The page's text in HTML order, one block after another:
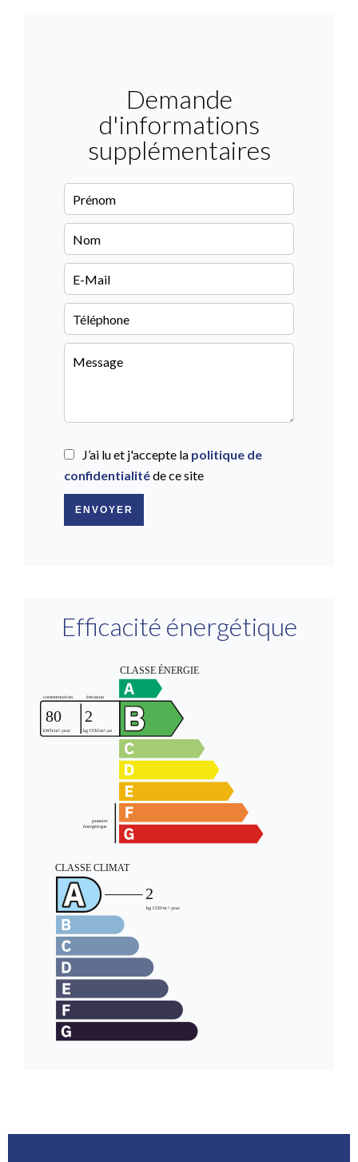
Demande
d'informations
supplémentaires
J’ai lu et j'accepte la politique de
confidentialitéde ce site
ENVOYER
Efficacité énergétique